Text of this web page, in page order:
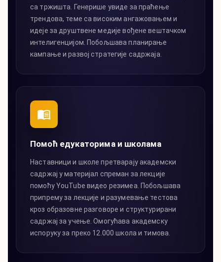
са тржишта. Генерише увиде за праћење
трендова, теме са високим ангажовањем и
идеје за друштвене медије вођене вештачком
интелигенцијом. Побољшава планирање
кампање и развој стратегије садржаја.
Помоћ едукаторима и школама
Наставници и школе претварају академски
садржај у материјал спреман за лекције
помоћу YouTube видео резимеа. Побољшава
припрему за лекције и разумевање тестова
кроз образовне разговоре и структурирани
садржај за учење. Омогућава академску
испоруку за преко 12.000 школа и тимова.